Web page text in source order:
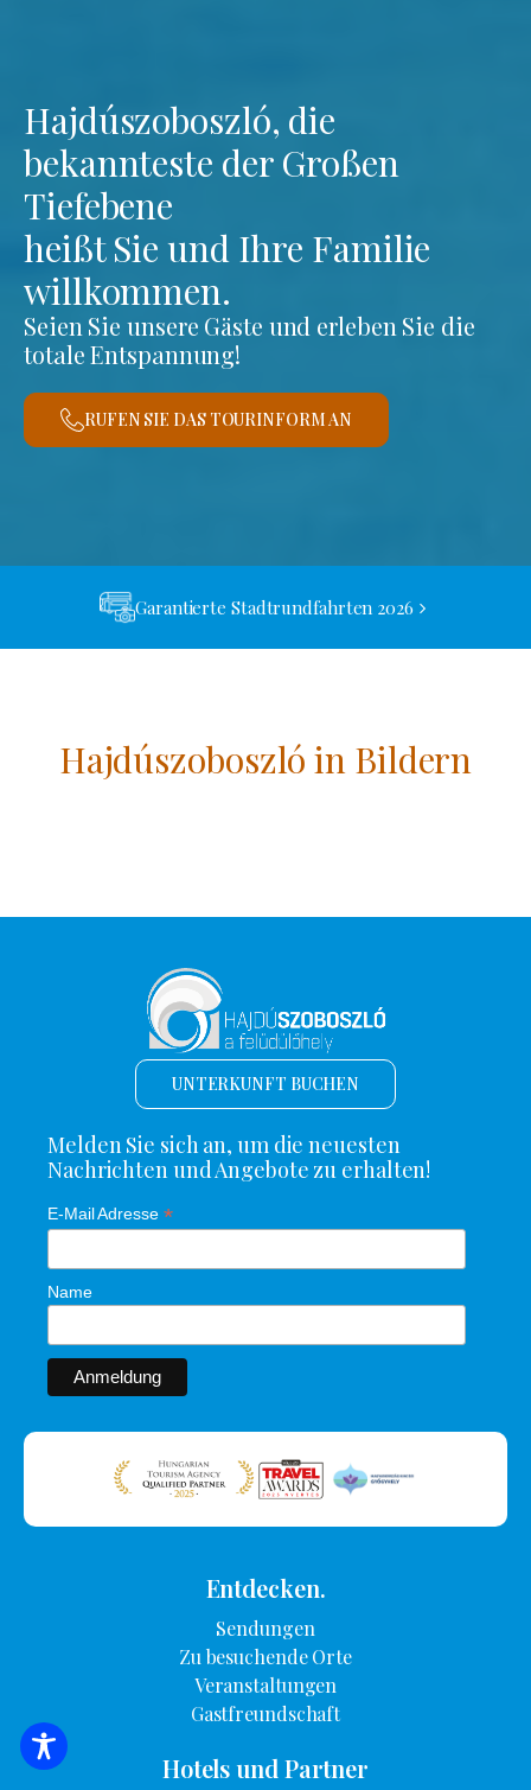
Hajdúszoboszló, die
bekannteste der Großen
Tiefebene
heißt Sie und Ihre Familie
willkommen.
Seien Sie unsere Gäste und erleben Sie die
totale Entspannung!
RUFEN SIE DAS TOURINFORM AN
Garantierte Stadtrundfahrten 2026
Hajdúszoboszló in Bildern
SUCHE NACH UNTERKUNFT
UNTERKUNFT BUCHEN
Melden Sie sich an, um die neuesten
Nachrichten und Angebote zu erhalten!
E-Mail Adresse *
Name
Entdecken.
Sendungen
Zu besuchende Orte
Veranstaltungen
Gastfreundschaft
Hotels und Partner